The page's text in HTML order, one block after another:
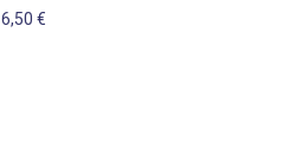
6,50 €